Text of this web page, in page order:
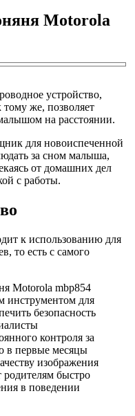
Motorola
устройство,
тому же, позволяет
на расстоянии.
для новоиспеченной
за сном малыша,
от домашних дел
с работы.
к использованию для
то есть с самого
Motorola mbp854
инструментом для
безопасность
контроля за
в первые месяцы
изображения
родителям быстро
в поведении